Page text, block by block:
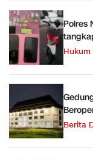
Polres
Hukum
Berita